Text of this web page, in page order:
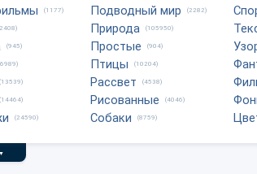
(1177)
(945)
(13539)
(14464)
(24590)
Подводный мир (2282)
Природа (105950)
Простые (904)
Птицы (10204)
Рассвет (4538)
Рисованные (4046)
Собаки (8759)
▼